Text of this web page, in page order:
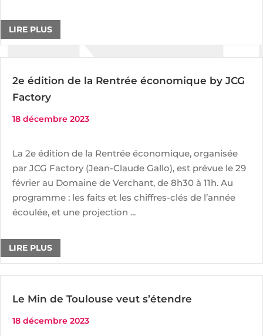
LIRE PLUS
2e édition de la Rentrée économique by JCG
Factory
18 décembre 2023
La 2e édition de la Rentrée économique, organisée
par JCG Factory (Jean-Claude Gallo), est prévue le 29
février au Domaine de Verchant, de 8h30 à 11h. Au
programme : les faits et les chiffres-clés de l’année
écoulée, et une projection ...
LIRE PLUS
Le Min de Toulouse veut s’étendre
18 décembre 2023